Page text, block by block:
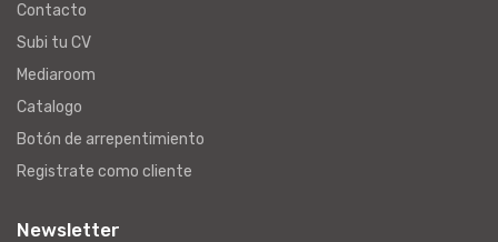
Contacto
Subi tu CV
Mediaroom
Catalogo
Botón de arrepentimiento
Registrate como cliente
Newsletter